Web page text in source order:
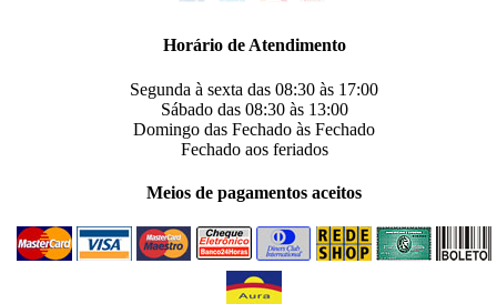
Horário de Atendimento
Segunda à sexta das 08:30 às 17:00
Sábado das 08:30às 13:00
Domingo das Fechado às Fechado
Fechadoaos feriados
Meios de pagamentos aceitos